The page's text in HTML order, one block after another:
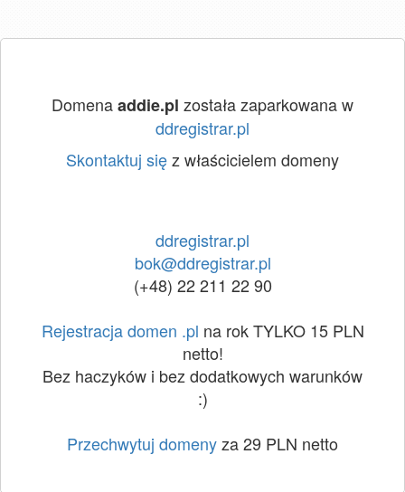
Domenaaddie.pl została zaparkowana w
ddregistrar.pl
Skontaktuj sięz właścicielem domeny
ddregistrar.pl
bok@ddregistrar.pl
(+48) 22 211 22 90
Rejestracja domen .pl na rok TYLKO 15 PLN
netto!
Bez haczyków i bez dodatkowych warunków
:)
Przechwytuj domenyza 29 PLN netto